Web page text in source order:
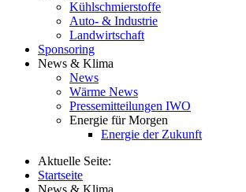
Kühlschmierstoffe
Auto- & Industrie
Landwirtschaft
Sponsoring
News & Klima
News
Wärme News
Pressemitteilungen IWO
Energie für Morgen
Energie der Zukunft
Aktuelle Seite:
Startseite
News & Klima